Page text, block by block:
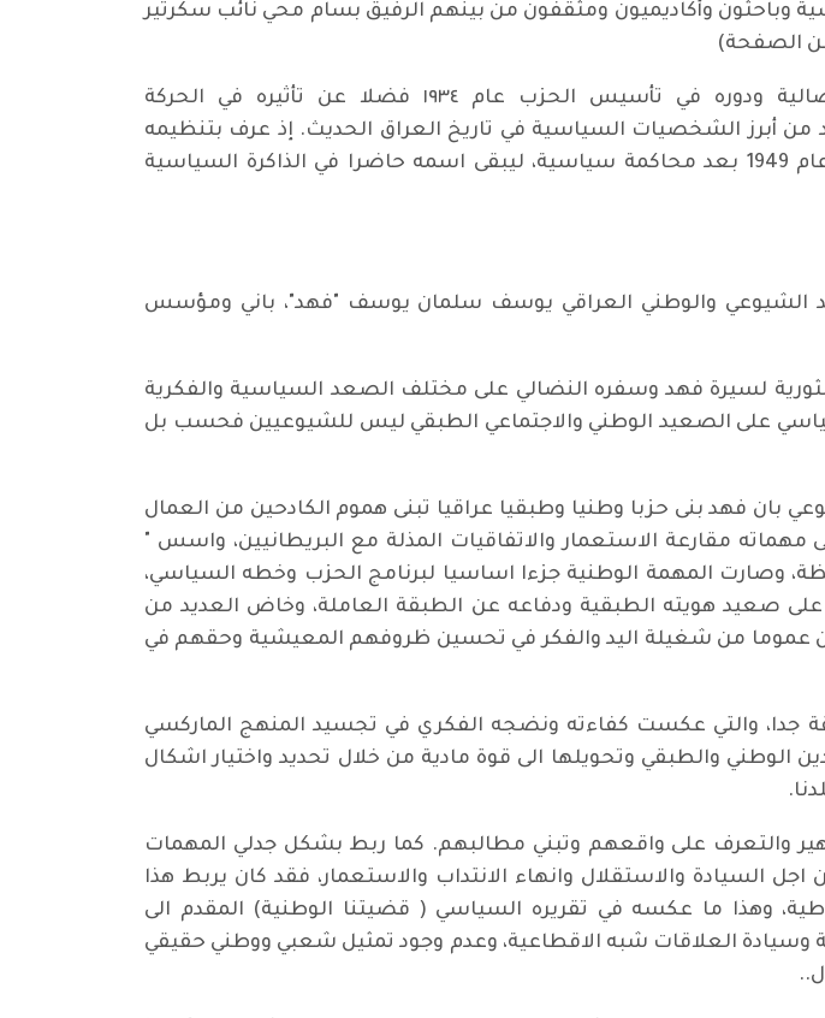
سياسية وباحثون وأكاديميون ومثقفون من بينهم الرفيق بسام محي نائب سكرتير
من الصفحة)
وسلطت الجلسة الضوء على سيرتي الرفيق فهد السياسية والنضالية ودوره في تأسيس الحزب عام ١٩٣٤ فضلا عن تأثيره في الحركة
من أبرز الشخصيات السياسية في تاريخ العراق الحديث. إذ عرف بتنظيمه
الحركة الشيوعية وقيادته النشاطين العمالي والطلابي، قبل أن يعدم عام 1949 بعد محاكمة سياسية، ليبقى اسمه حاضرا في الذاكرة السياسية
الشيوعي والوطني العراقي يوسف سلمان يوسف "فهد"، باني ومؤسس
لسيرة فهد وسفره النضالي على مختلف الصعد السياسية والفكرية
سياسي على الصعيد الوطني والاجتماعي الطبقي ليس للشيوعيين فحسب بل
بان فهد بنى حزبا وطنيا وطبقيا عراقيا تبنى هموم الكادحين من العمال
مقارعة الاستعمار والاتفاقيات المذلة مع البريطانيين، واسس "
وصارت المهمة الوطنية جزءا اساسيا لبرنامج الحزب وخطه السياسي،
صعيد هويته الطبقية ودفاعه عن الطبقة العاملة، وخاض العديد من
عموما من شغيلة اليد والفكر في تحسين ظروفهم المعيشية وحقهم في
جدا، والتي عكست كفاءته ونضجه الفكري في تجسيد المنهج الماركسي
والطبقي وتحويلها الى قوة مادية من خلال تحديد واختيار اشكال
والتعرف على واقعهم وتبني مطالبهم. كما ربط بشكل جدلي المهمات
السيادة والاستقلال وانهاء الانتداب والاستعمار، فقد كان يربط هذا
وهذا ما عكسه في تقريره السياسي ( قضيتنا الوطنية) المقدم الى
للوحة الطبقية للسلطة وسيادة العلاقات شبه الاقطاعية، وعدم وجود تمثيل شعبي ووطني حقيقي